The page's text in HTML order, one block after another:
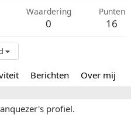
Waardering
0
Punten
16
Berichten Over mij
profiel.